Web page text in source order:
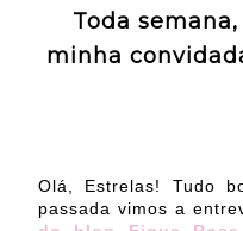
Toda
minha
Olá, Estrelas! Tudo
passada vimos a